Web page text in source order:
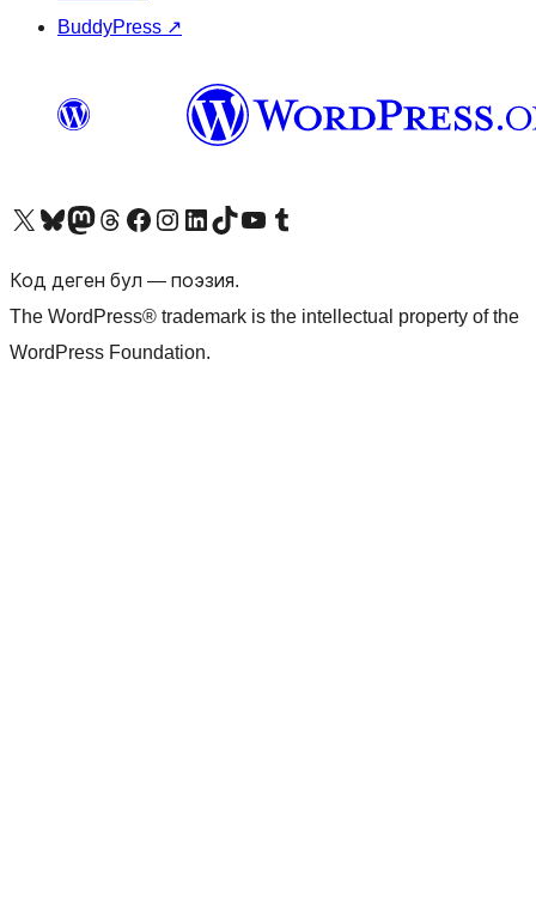
BuddyPress ↗
Visit our X (formerly Twitter) account
Visit our Bluesky account
Биздин Mastodon түрмөгүбүзгө баш багыңыз
Visit our Threads account
Биздин Facebook баракчабызга кириңиз
Биздин Instagram баракчабызга баш багыңыз
Биздин LinkedIn баракчабызга баш багыңыз
Visit our TikTok account
Visit our YouTube channel
Visit our Tumblr account
Код деген бул — поэзия.
The WordPress® trademark is the intellectual property of the
WordPress Foundation.